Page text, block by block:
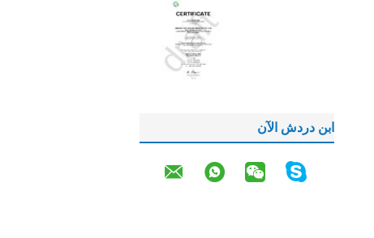
ابن دردش الآن